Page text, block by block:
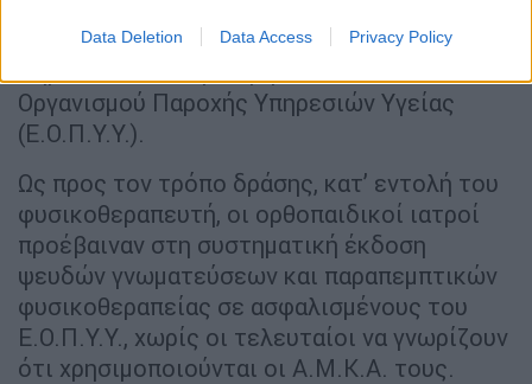
Data Deletion Data Access Privacy Policy
πλαστογραφιών σε βάρος του Ελληνικού
Οργανισμού Παροχής Υπηρεσιών Υγείας
(Ε.Ο.Π.Υ.Υ.).
Ως προς τον τρόπο δράσης, κατ’ εντολή του
φυσικοθεραπευτή, οι ορθοπαιδικοί ιατροί
προέβαιναν στη συστηματική έκδοση
ψευδών γνωματεύσεων και παραπεμπτικών
φυσικοθεραπείας σε ασφαλισμένους του
Ε.Ο.Π.Υ.Υ., χωρίς οι τελευταίοι να γνωρίζουν
ότι χρησιμοποιούνται οι Α.Μ.Κ.Α. τους.